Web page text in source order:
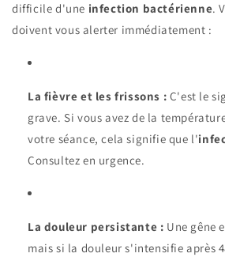
difficile d'une infection bactérienne.
doivent vous alerter immédiatement :
La fièvre et les frissons : C'est le
grave. Si vous avez de la
votre séance, cela signifie que l'
Consultez en urgence.
La douleur persistante : Une gêne
mais si la douleur s'intensifie après